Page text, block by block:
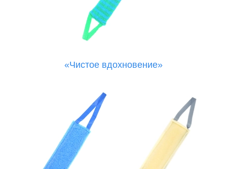
«Чистое вдохновение»